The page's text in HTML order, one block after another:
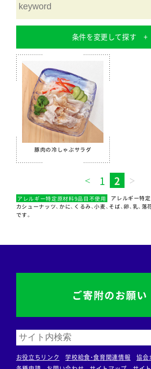
条件を変更して探す
食材
栄養素
カルシウム
食物繊維
秋
行事食
全学栄製品
全学栄 豚レバーチップ
蒸し挽き割り大豆
学校給食用カルシウム米
えごまふりかけ
豚肉の冷しゃぶサラダ
1 2
アレルギー特定原材料9品目不使用
アレルギー特定
カシューナッツ、かに、くるみ、小麦、そば、卵、乳、
です。
お役立ちリンク 学校給食・食育関連情報
協会
ご寄附のお願い